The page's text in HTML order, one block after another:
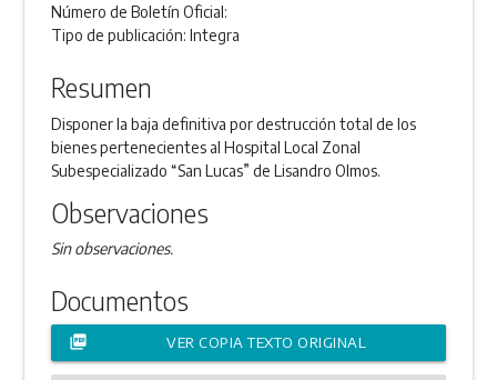
Número de Boletín Oficial:
Tipo de publicación:Integra
Resumen
Disponer la baja definitiva por destrucción total de los
bienes pertenecientes al Hospital Local Zonal
Subespecializado “San Lucas” de Lisandro Olmos.
Observaciones
Sin observaciones.
Documentos
picture_as_pdf VER COPIA TEXTO ORIGINAL